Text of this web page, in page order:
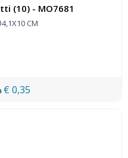
(10) - MO7681
CM
€ 0,35